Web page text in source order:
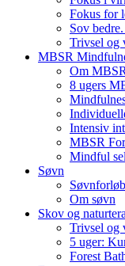
Fokus for
Sov
Trivsel og
MBSR
Om
8 ugers
Intensiv
MBSR
Mindful
Søvn
Søvnforløb
Om søvn
Skov og
Trivsel og
5 uger:
Forest